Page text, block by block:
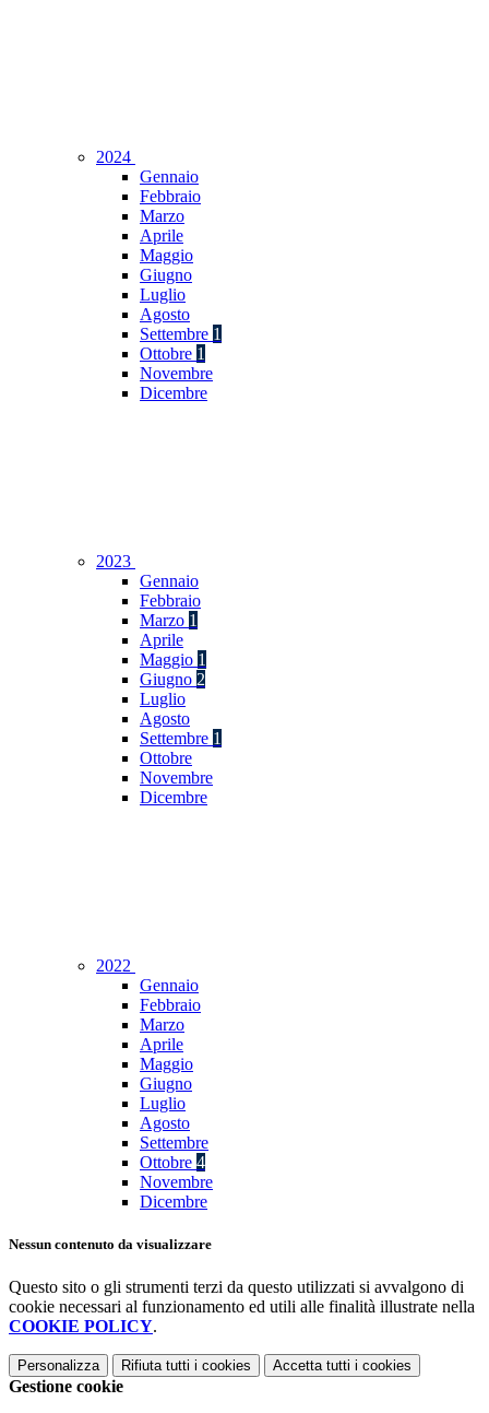
2024
Gennaio
Febbraio
Marzo
Aprile
Maggio
Giugno
Luglio
Agosto
Settembre 1
Ottobre 1
Novembre
Dicembre
2023
Gennaio
Febbraio
Marzo 1
Aprile
Maggio 1
Giugno 2
Luglio
Agosto
Settembre 1
Ottobre
Novembre
Dicembre
2022
Gennaio
Febbraio
Marzo
Aprile
Maggio
Giugno
Luglio
Agosto
Settembre
Ottobre 4
Novembre
Dicembre
Nessun contenuto da visualizzare
Questo sito o gli strumenti terzi da questo utilizzati si avvalgono di
cookie necessari al funzionamento ed utili alle finalità illustrate nella
COOKIE POLICY.
Personalizza Rifiuta tutti i cookies Accetta tutti i cookies
Gestione cookie